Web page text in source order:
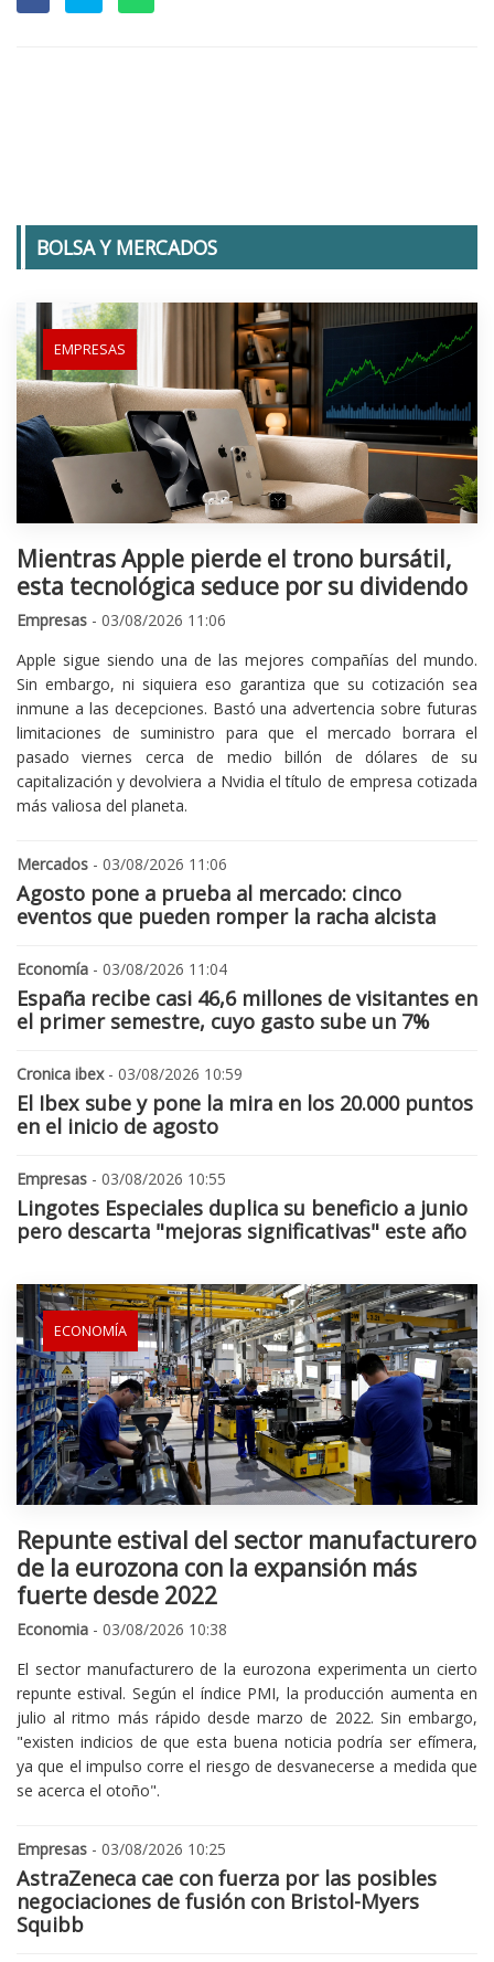
BOLSA Y MERCADOS
EMPRESAS
Mientras Apple pierde el trono bursátil,
esta tecnológica seduce por su dividendo
Empresas - 03/08/2026 11:06
Apple sigue siendo una de las mejores compañías del mundo.
Sin embargo, ni siquiera eso garantiza que su cotización sea
inmune a las decepciones. Bastó una advertencia sobre futuras
limitaciones de suministro para que el mercado borrara el
pasado viernes cerca de medio billón de dólares de su
capitalización y devolviera a Nvidia el título de empresa cotizada
más valiosa del planeta.
Mercados - 03/08/2026 11:06
Agosto pone a prueba al mercado: cinco
eventos que pueden romper la racha alcista
Economía - 03/08/2026 11:04
España recibe casi 46,6 millones de visitantes en
el primer semestre, cuyo gasto sube un 7%
Cronica ibex- 03/08/2026 10:59
El Ibex sube y pone la mira en los 20.000 puntos
en el inicio de agosto
Empresas - 03/08/2026 10:55
Lingotes Especiales duplica su beneficio a junio
pero descarta "mejoras significativas" este año
ECONOMÍA
Repunte estival del sector manufacturero
de la eurozona con la expansión más
fuerte desde 2022
Economia - 03/08/2026 10:38
El sector manufacturero de la eurozona experimenta un cierto
repunte estival. Según el índice PMI, la producción aumenta en
julio al ritmo más rápido desde marzo de 2022. Sin embargo,
"existen indicios de que esta buena noticia podría ser efímera,
ya que el impulso corre el riesgo de desvanecerse a medida que
se acerca el otoño".
Empresas - 03/08/2026 10:25
AstraZeneca cae con fuerza por las posibles
negociaciones de fusión con Bristol-Myers
Squibb